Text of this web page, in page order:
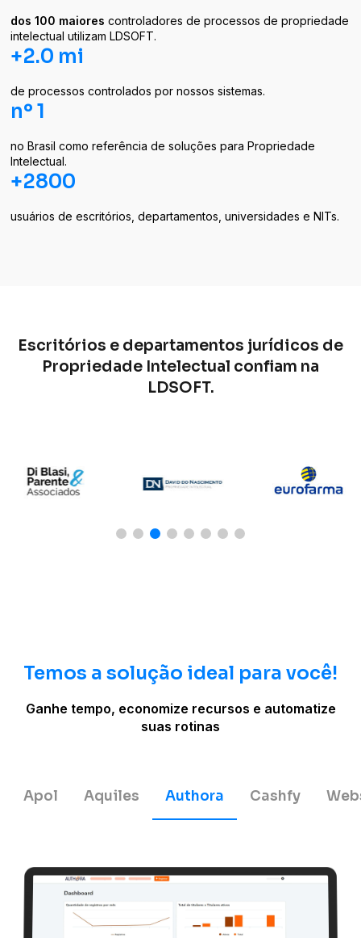
dos 100 maiores controladores de processos de propriedade
intelectual utilizam LDSOFT.
+2.0 mi
de processos controlados por nossos sistemas.
nº 1
no Brasil como referência de soluções para Propriedade
Intelectual.
+2800
usuários de escritórios, departamentos, universidades e NITs.
Escritórios e departamentos jurídicos de
Propriedade Intelectual confiam na
LDSOFT.
Temos a solução ideal para você!
Ganhe tempo, economize recursos e automatize
suas rotinas
Apol Aquiles Authora Cashfy